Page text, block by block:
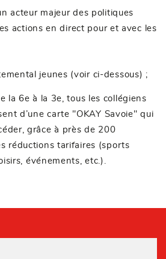
acteur majeur des politiques
actions en direct pour et avec les
jeunes (voir ci-dessous) ;
la 6e à la 3e, tous les collégiens
d’une carte "OKAY Savoie" qui
grâce à près de 200
réductions tarifaires (sports
événements, etc.).